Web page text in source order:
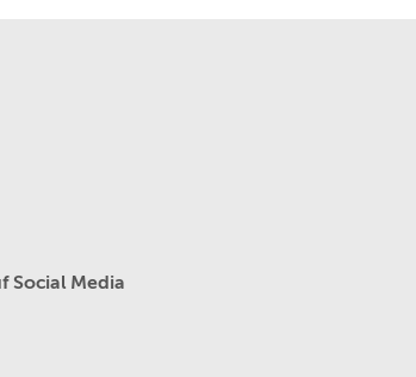
Social Media